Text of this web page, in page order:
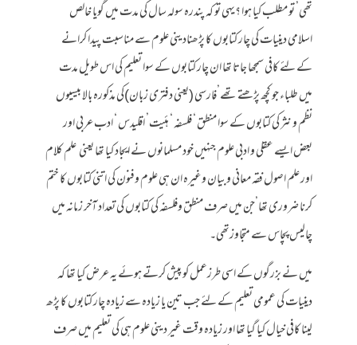
تھی’ تو مطلب کیا ہوا ؟یہی تو کہ پندرہ سولہ سال کی مدت میں گویا خالص
اسلامی دینیات کی چار کتابوں کا پڑھنادینی علوم سے مناسبت پیدا کرانے
کے لئے کافی سمجھا جاتا تھا ان چار کتابوں کے سوا تعلیم کی اس طویل مدت
میں طلباء جو کچھ پڑھتے تھے’فارسی (یعنی دفتری زبان)کی مذکورہ بالا بیسیوں
نظم و نثر کی کتابوں کے سوا منطق ‘ فلسفہ ‘ ہئیت’ اقلیدس ‘ ادب عربی اور
بعض ایسے عقلی و ادبی علوم جنہیں خود مسلمانوں نے ایجاد کیا تھا یعنی علم کلام
اور علم اصول فقہ معانی وبیان وغیرہ ان ہی علوم وفنون کی اتنی کتابوں کا ختم
کرنا ضروری تھا’جن میں صرف منطق وفلسفہ کی کتابوں کی تعداد آخر زمانہ میں
چالیس پچاس سے متجاوزتھی۔
میں نے بزرگوں کے اسی طرزعمل کو پیش کرتے ہوئے یہ عرض کیا تھا کہ
دینیات کی عمومی تعلیم کے لئے جب تین یا زیادہ سے زیادہ چار کتابوں کا پڑھ
لینا کافی خیال کیا گیا تھا اور زیادہ وقت غیر دینی علوم ہی کی تعلیم میں صرف